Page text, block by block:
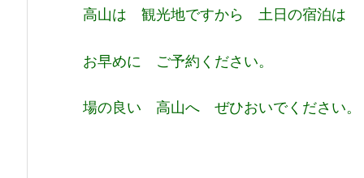
高山は 観光地ですから 土日の宿泊は
お早めに ご予約ください。
場の良い 高山へ ぜひおいでください。